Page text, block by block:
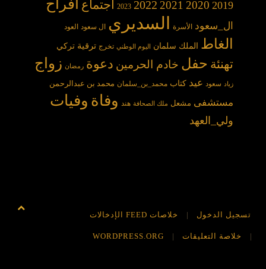
2019
2020
2021
2022
2023 اجتماع افراح
ال_سعود الأسرة السديري ال سعود العود
الغاط الملك سلمان اليوم الوطني تخرج ترقية تركي
تهنئة حفل خادم الحرمين دعوة رمضان زواج
زياد سعود عيد كتاب محمد_بن_سلمان محمد بن عبدالرحمن
مستشفى مشعل ملك الصحافة هند وفاة وفيات
ولي_العهد
تسجيل الدخول خلاصات FEED الإدخالات
خلاصة التعليقات WORDPRESS.ORG